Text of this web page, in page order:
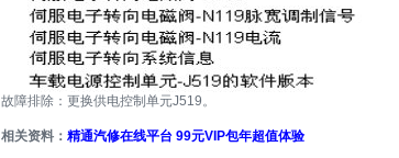
故障排除：更换供电控制单元J519。
相关资料： 精通汽修在线平台 99元VIP包年超值体验